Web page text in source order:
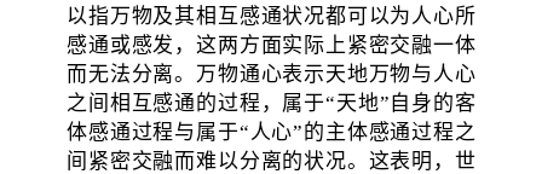
以指万物及其相互感通状况都可以为人心所
感通或感发，这两方面实际上紧密交融一体
而无法分离。万物通心表示天地万物与人心
之间相互感通的过程，属于“天地”自身的客
体感通过程与属于“人心”的主体感通过程之
间紧密交融而难以分离的状况。这表明，世